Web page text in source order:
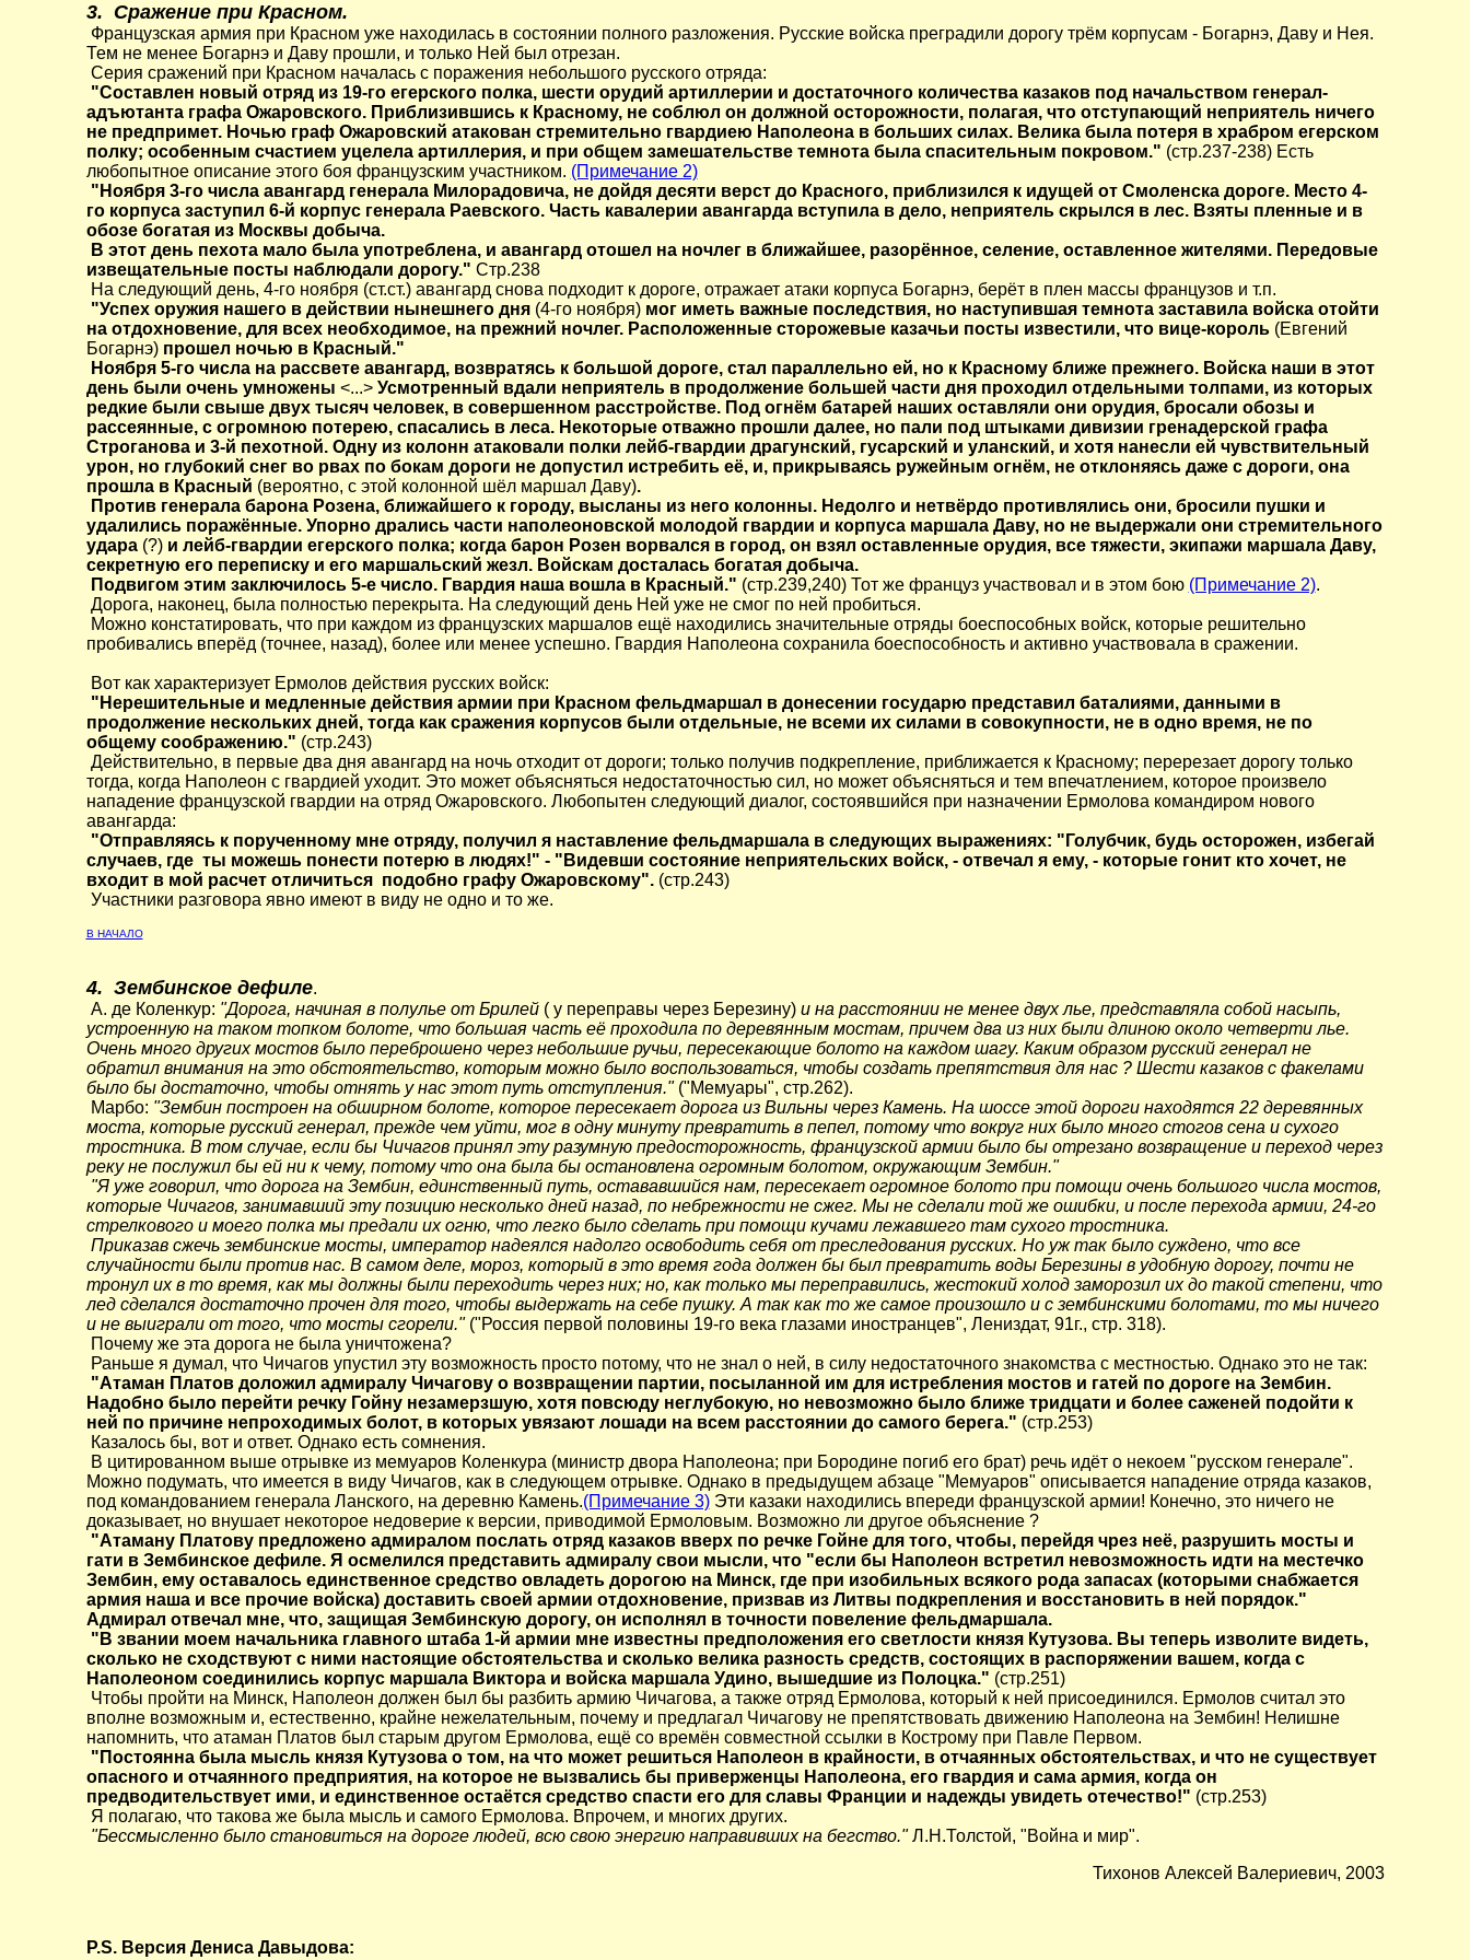
3. Сражение при Красном.
Французская армия при Красном уже находилась в состоянии полного разложения. Русские войска преградили дорогу трём корпусам - Богарнэ, Даву и Нея.
Тем не менее Богарнэ и Даву прошли, и только Ней был отрезан.
Серия сражений при Красном началась с поражения небольшого русского отряда:
"Составлен новый отряд из 19-го егерского полка, шести орудий артиллерии и достаточного количества казаков под начальством генерал-
адъютанта графа Ожаровского. Приблизившись к Красному, не соблюл он должной осторожности, полагая, что отступающий неприятель ничего
не предпримет. Ночью граф Ожаровский атакован стремительно гвардиею Наполеона в больших силах. Велика была потеря в храбром егерском
полку; особенным счастием уцелела артиллерия, и при общем замешательстве темнота была спасительным покровом." (стр.237-238) Есть
любопытное описание этого боя французским участником. (Примечание 2)
"Ноября 3-го числа авангард генерала Милорадовича, не дойдя десяти верст до Красного, приблизился к идущей от Смоленска дороге. Место 4-
го корпуса заступил 6-й корпус генерала Раевского. Часть кавалерии авангарда вступила в дело, неприятель скрылся в лес. Взяты пленные и в
обозе богатая из Москвы добыча.
В этот день пехота мало была употреблена, и авангард отошел на ночлег в ближайшее, разорённое, селение, оставленное жителями. Передовые
извещательные посты наблюдали дорогу." Стр.238
На следующий день, 4-го ноября (ст.ст.) авангард снова подходит к дороге, отражает атаки корпуса Богарнэ, берёт в плен массы французов и т.п.
"Успех оружия нашего в действии нынешнего дня (4-го ноября) мог иметь важные последствия, но наступившая темнота заставила войска отойти
на отдохновение, для всех необходимое, на прежний ночлег. Расположенные сторожевые казачьи посты известили, что вице-король (Евгений
Богарнэ) прошел ночью в Красный."
Ноября 5-го числа на рассвете авангард, возвратясь к большой дороге, стал параллельно ей, но к Красному ближе прежнего. Войска наши в этот
день были очень умножены <...> Усмотренный вдали неприятель в продолжение большей части дня проходил отдельными толпами, из которых
редкие были свыше двух тысяч человек, в совершенном расстройстве. Под огнём батарей наших оставляли они орудия, бросали обозы и
рассеянные, с огромною потерею, спасались в леса. Некоторые отважно прошли далее, но пали под штыками дивизии гренадерской графа
Строганова и 3-й пехотной. Одну из колонн атаковали полки лейб-гвардии драгунский, гусарский и уланский, и хотя нанесли ей чувствительный
урон, но глубокий снег во рвах по бокам дороги не допустил истребить её, и, прикрываясь ружейным огнём, не отклоняясь даже с дороги, она
прошла в Красный (вероятно, с этой колонной шёл маршал Даву).
Против генерала барона Розена, ближайшего к городу, высланы из него колонны. Недолго и нетвёрдо противлялись они, бросили пушки и
удалились поражённые. Упорно дрались части наполеоновской молодой гвардии и корпуса маршала Даву, но не выдержали они стремительного
удара (?) и лейб-гвардии егерского полка; когда барон Розен ворвался в город, он взял оставленные орудия, все тяжести, экипажи маршала Даву,
секретную его переписку и его маршальский жезл. Войскам досталась богатая добыча.
Подвигом этим заключилось 5-е число. Гвардия наша вошла в Красный." (стр.239,240) Тот же француз участвовал и в этом бою (Примечание 2).
Дорога, наконец, была полностью перекрыта. На следующий день Ней уже не смог по ней пробиться.
Можно констатировать, что при каждом из французских маршалов ещё находились значительные отряды боеспособных войск, которые решительно
пробивались вперёд (точнее, назад), более или менее успешно. Гвардия Наполеона сохранила боеспособность и активно участвовала в сражении.
Вот как характеризует Ермолов действия русских войск:
"Нерешительные и медленные действия армии при Красном фельдмаршал в донесении государю представил баталиями, данными в
продолжение нескольких дней, тогда как сражения корпусов были отдельные, не всеми их силами в совокупности, не в одно время, не по
общему соображению." (стр.243)
Действительно, в первые два дня авангард на ночь отходит от дороги; только получив подкрепление, приближается к Красному; перерезает дорогу только
тогда, когда Наполеон с гвардией уходит. Это может объясняться недостаточностью сил, но может объясняться и тем впечатлением, которое произвело
нападение французской гвардии на отряд Ожаровского. Любопытен следующий диалог, состоявшийся при назначении Ермолова командиром нового
авангарда:
"Отправляясь к порученному мне отряду, получил я наставление фельдмаршала в следующих выражениях: "Голубчик, будь осторожен, избегай
случаев, где ты можешь понести потерю в людях!" - "Видевши состояние неприятельских войск, - отвечал я ему, - которые гонит кто хочет, не
входит в мой расчет отличиться подобно графу Ожаровскому". (стр.243)
Участники разговора явно имеют в виду не одно и то же.
В НАЧАЛО
4. Зембинское дефиле.
А. де Коленкур: "Дорога, начиная в полулье от Брилей ( у переправы через Березину) и на расстоянии не менее двух лье, представляла собой насыпь,
устроенную на таком топком болоте, что большая часть её проходила по деревянным мостам, причем два из них были длиною около четверти лье.
Очень много других мостов было переброшено через небольшие ручьи, пересекающие болото на каждом шагу. Каким образом русский генерал не
обратил внимания на это обстоятельство, которым можно было воспользоваться, чтобы создать препятствия для нас ? Шести казаков с факелами
было бы достаточно, чтобы отнять у нас этот путь отступления." ("Мемуары", стр.262).
Марбо: "Зембин построен на обширном болоте, которое пересекает дорога из Вильны через Камень. На шоссе этой дороги находятся 22 деревянных
моста, которые русский генерал, прежде чем уйти, мог в одну минуту превратить в пепел, потому что вокруг них было много стогов сена и сухого
тростника. В том случае, если бы Чичагов принял эту разумную предосторожность, французской армии было бы отрезано возвращение и переход через
реку не послужил бы ей ни к чему, потому что она была бы остановлена огромным болотом, окружающим Зембин."
"Я уже говорил, что дорога на Зембин, единственный путь, остававшийся нам, пересекает огромное болото при помощи очень большого числа мостов,
которые Чичагов, занимавший эту позицию несколько дней назад, по небрежности не сжег. Мы не сделали той же ошибки, и после перехода армии, 24-го
стрелкового и моего полка мы предали их огню, что легко было сделать при помощи кучами лежавшего там сухого тростника.
Приказав сжечь зембинские мосты, император надеялся надолго освободить себя от преследования русских. Но уж так было суждено, что все
случайности были против нас. В самом деле, мороз, который в это время года должен бы был превратить воды Березины в удобную дорогу, почти не
тронул их в то время, как мы должны были переходить через них; но, как только мы переправились, жестокий холод заморозил их до такой степени, что
лед сделался достаточно прочен для того, чтобы выдержать на себе пушку. А так как то же самое произошло и с зембинскими болотами, то мы ничего
и не выиграли от того, что мосты сгорели."("Россия первой половины 19-го века глазами иностранцев", Лениздат, 91г., стр. 318).
Почему же эта дорога не была уничтожена?
Раньше я думал, что Чичагов упустил эту возможность просто потому, что не знал о ней, в силу недостаточного знакомства с местностью. Однако это не так:
"Атаман Платов доложил адмиралу Чичагову о возвращении партии, посыланной им для истребления мостов и гатей по дороге на Зембин.
Надобно было перейти речку Гойну незамерзшую, хотя повсюду неглубокую, но невозможно было ближе тридцати и более саженей подойти к
ней по причине непроходимых болот, в которых увязают лошади на всем расстоянии до самого берега." (стр.253)
Казалось бы, вот и ответ. Однако есть сомнения.
В цитированном выше отрывке из мемуаров Коленкура (министр двора Наполеона; при Бородине погиб его брат) речь идёт о некоем "русском генерале".
Можно подумать, что имеется в виду Чичагов, как в следующем отрывке. Однако в предыдущем абзаце "Мемуаров" описывается нападение отряда казаков,
под командованием генерала Ланского, на деревню Камень.(Примечание 3) Эти казаки находились впереди французской армии! Конечно, это ничего не
доказывает, но внушает некоторое недоверие к версии, приводимой Ермоловым. Возможно ли другое объяснение ?
"Атаману Платову предложено адмиралом послать отряд казаков вверх по речке Гойне для того, чтобы, перейдя чрез неё, разрушить мосты и
гати в Зембинское дефиле. Я осмелился представить адмиралу свои мысли, что "если бы Наполеон встретил невозможность идти на местечко
Зембин, ему оставалось единственное средство овладеть дорогою на Минск, где при изобильных всякого рода запасах (которыми снабжается
армия наша и все прочие войска) доставить своей армии отдохновение, призвав из Литвы подкрепления и восстановить в ней порядок."
Адмирал отвечал мне, что, защищая Зембинскую дорогу, он исполнял в точности повеление фельдмаршала.
"В звании моем начальника главного штаба 1-й армии мне известны предположения его светлости князя Кутузова. Вы теперь изволите видеть,
сколько не сходствуют с ними настоящие обстоятельства и сколько велика разность средств, состоящих в распоряжении вашем, когда с
Наполеоном соединились корпус маршала Виктора и войска маршала Удино, вышедшие из Полоцка." (стр.251)
Чтобы пройти на Минск, Наполеон должен был бы разбить армию Чичагова, а также отряд Ермолова, который к ней присоединился. Ермолов считал это
вполне возможным и, естественно, крайне нежелательным, почему и предлагал Чичагову не препятствовать движению Наполеона на Зембин! Нелишне
напомнить, что атаман Платов был старым другом Ермолова, ещё со времён совместной ссылки в Кострому при Павле Первом.
"Постоянна была мысль князя Кутузова о том, на что может решиться Наполеон в крайности, в отчаянных обстоятельствах, и что не существует
опасного и отчаянного предприятия, на которое не вызвались бы приверженцы Наполеона, его гвардия и сама армия, когда он
предводительствует ими, и единственное остаётся средство спасти его для славы Франции и надежды увидеть отечество!" (стр.253)
Я полагаю, что такова же была мысль и самого Ермолова. Впрочем, и многих других.
"Бессмысленно было становиться на дороге людей, всю свою энергию направивших на бегство."Л.Н.Толстой, "Война и мир".
Тихонов Алексей Валериевич, 2003
P.S. Версия Дениса Давыдова: